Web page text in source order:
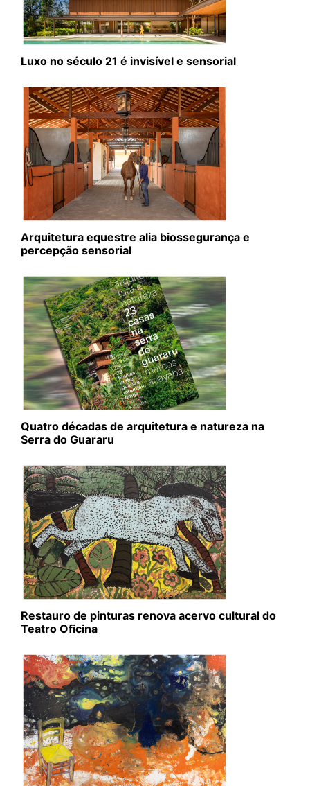
Luxo no século 21 é invisível e sensorial
Arquitetura equestre alia biossegurança e
percepção sensorial
Quatro décadas de arquitetura e natureza na
Serra do Guararu
Restauro de pinturas renova acervo cultural do
Teatro Oficina